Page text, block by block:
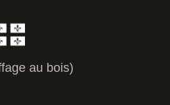
au bois)